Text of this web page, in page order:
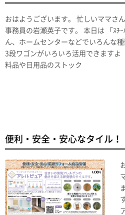
おはようございます。 忙しいママさ
事務員の岩瀬英子です。 本日は 「ｽﾁ
ん、ホームセンターなどでいろんな
3段ワゴンがいろいろ活用できます
料品や日用品のストック
便利・安全・安心なタイル！